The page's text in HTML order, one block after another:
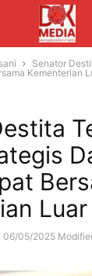
Senator
Kementerian
06/05/2025